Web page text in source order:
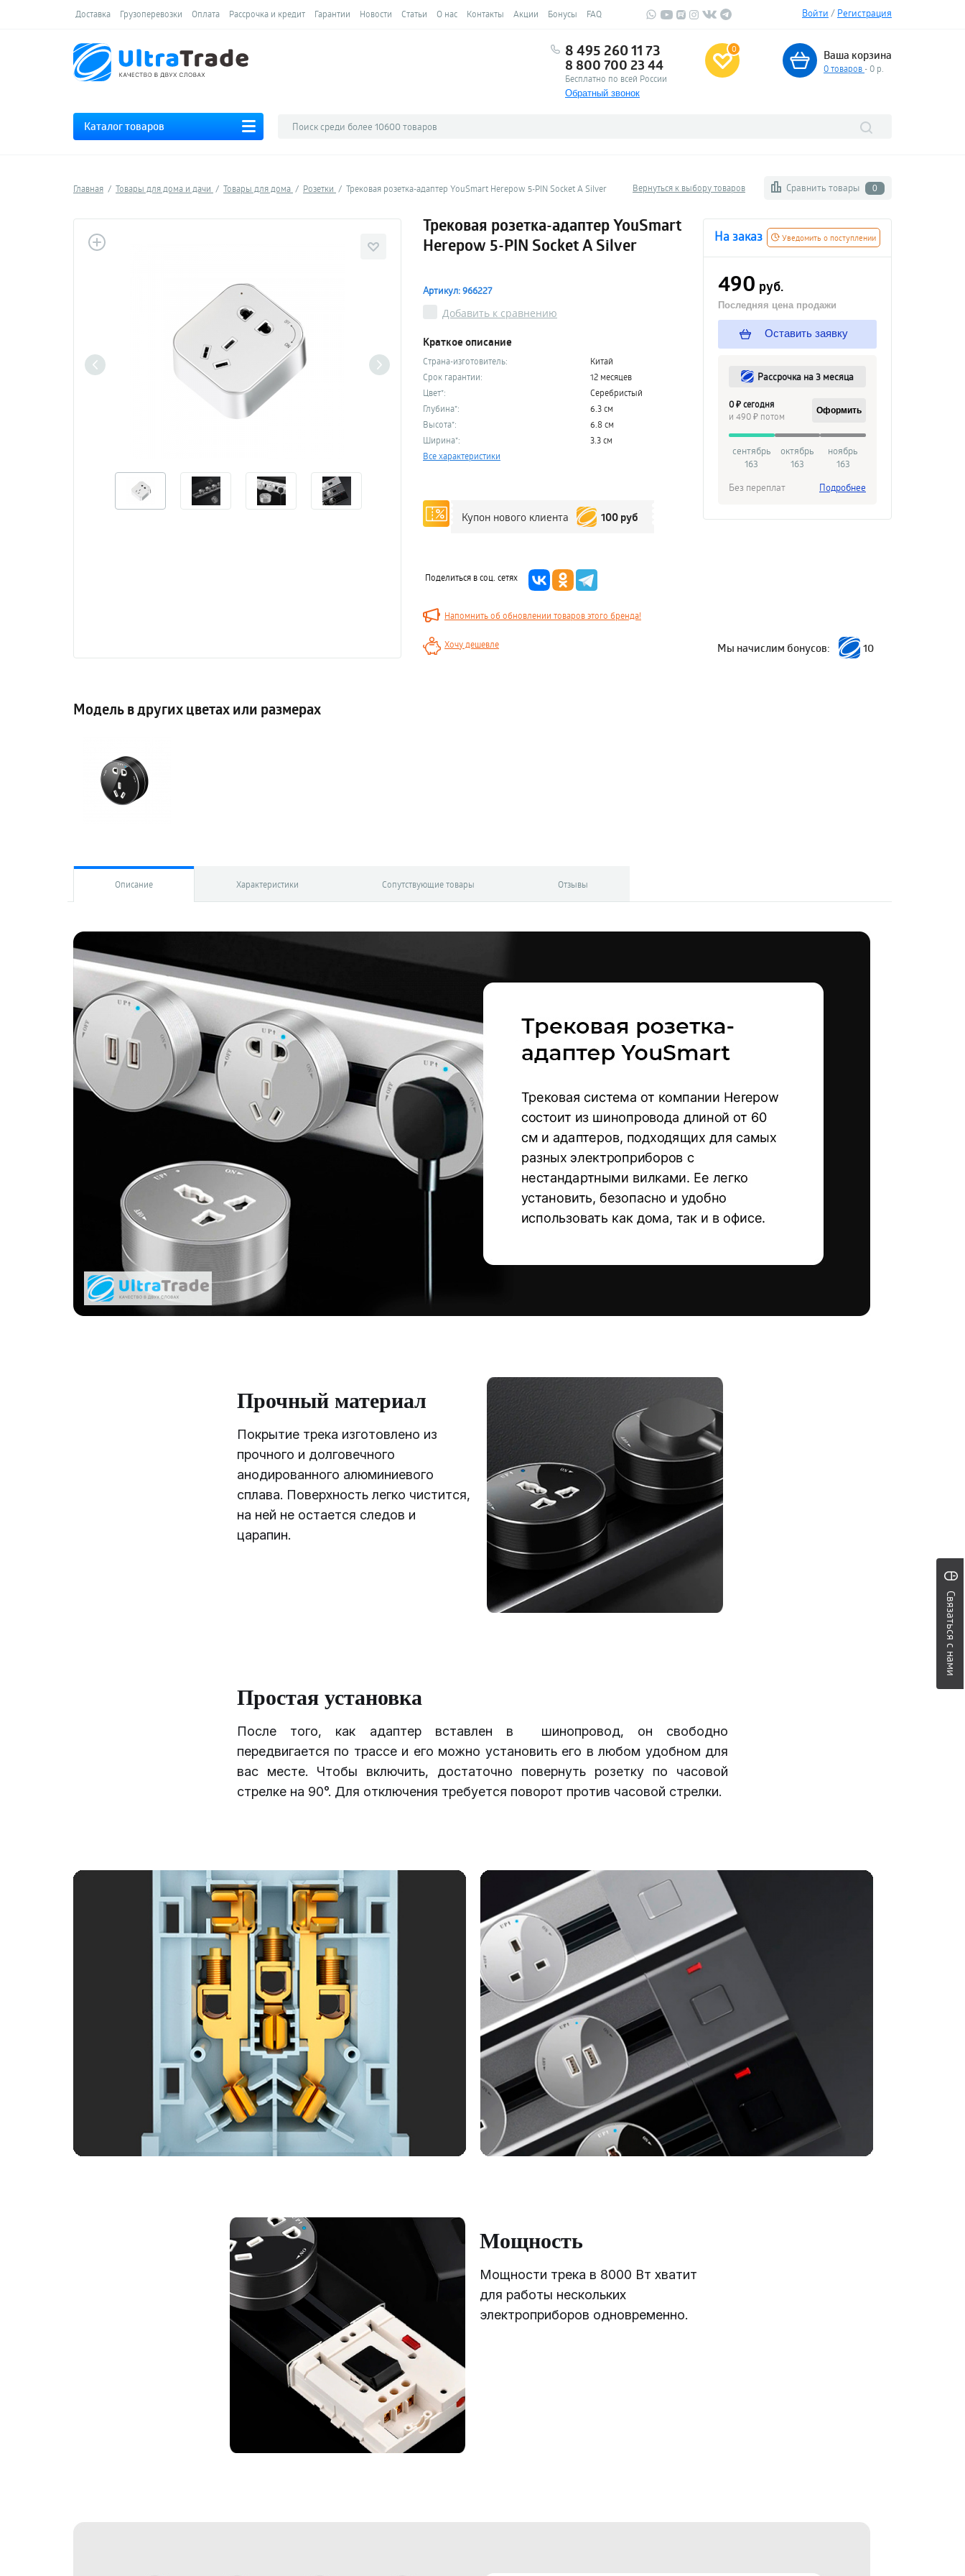
Связаться с нами
Доставка Грузоперевозки Оплата Рассрочка и кредит Гарантии Новости Статьи О нас Контакты Акции Бонусы FAQ Войти / Регистрация
8 495 260 11 73
8 800 700 23 44
Бесплатно по всей России
Обратный звонок
0 Ваша корзина
0товаров - 0 р.
Каталог товаров
Вернуться к выбору товаров Сравнить товары 0
Главная Товары для дома и дачи Товары для дома Розетки Трековая розетка-адаптер YouSmart Herepow 5-PIN Socket A Silver
Трековая розетка-адаптер YouSmart
Herepow 5-PIN Socket A Silver
Артикул: 966227
Добавить к сравнению
Краткое описание
Страна-изготовитель:
Китай
Срок гарантии:
12 месяцев
Цвет*:
Серебристый
Глубина*:
6.3 см
Высота*:
6.8 см
Ширина*:
3.3 см
Все характеристики
Купон нового клиента 100 руб
Поделиться в соц. сетях
Напомнить об обновлении товаров этого бренда!
Хочу дешевле
Уведомить о поступлении
На заказ
490 руб.
Последняя цена продажи
Оставить заявку
Рассрочка на 3 месяца
0 ₽ сегодня
и 490 ₽ потом
Оформить
сентябрь
163
октябрь
163
ноябрь
163
Без переплат
Подробнее
Мы начислим бонусов: 10
Модель в других цветах или размерах
Описание Характеристики Сопутствующие товары Отзывы
Прочный материал
Покрытие трека изготовлено из
прочного и долговечного
анодированного алюминиевого
сплава. Поверхность легко чистится,
на ней не остается следов и
царапин.
Простая установка
После того, как адаптер вставлен в шинопровод, он свободно
передвигается по трассе и его можно установить его в любом удобном для
вас месте. Чтобы включить, достаточно повернуть розетку по часовой
стрелке на 90°. Для отключения требуется поворот против часовой стрелки.
Мощность
Мощности трека в 8000 Вт хватит
для работы нескольких
электроприборов одновременно.